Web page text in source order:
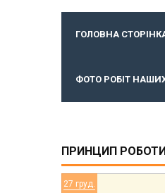
ГОЛОВНА
ФОТО РОБІТ
ПРИНЦИП
27 груд.